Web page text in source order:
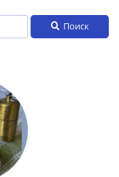
Поиск